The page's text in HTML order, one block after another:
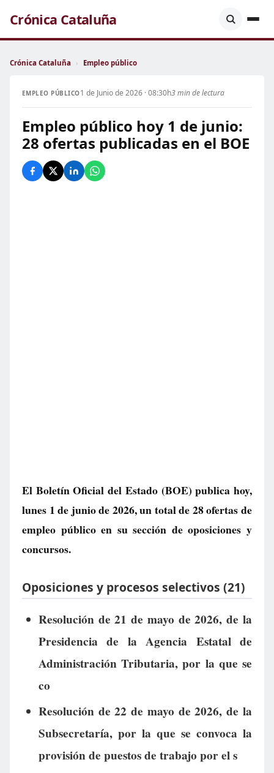
Crónica Cataluña
Crónica Cataluña › Empleo público
EMPLEO PÚBLICO1 de Junio de 2026 · 08:30h3 min de lectura
Empleo público hoy 1 de junio:
28 ofertas publicadas en el BOE
El Boletín Oficial del Estado (BOE) publica hoy,
lunes 1 de junio de 2026, un total de28 ofertas de
empleo públicoen su sección de oposiciones y
concursos.
Oposiciones y procesos selectivos (21)
Resolución de 21 de mayo de 2026, de la
Presidencia de la Agencia Estatal de
Administración Tributaria, por la que se
co
Resolución de 22 de mayo de 2026, de la
Subsecretaría, por la que se convoca la
provisión de puestos de trabajo por el s